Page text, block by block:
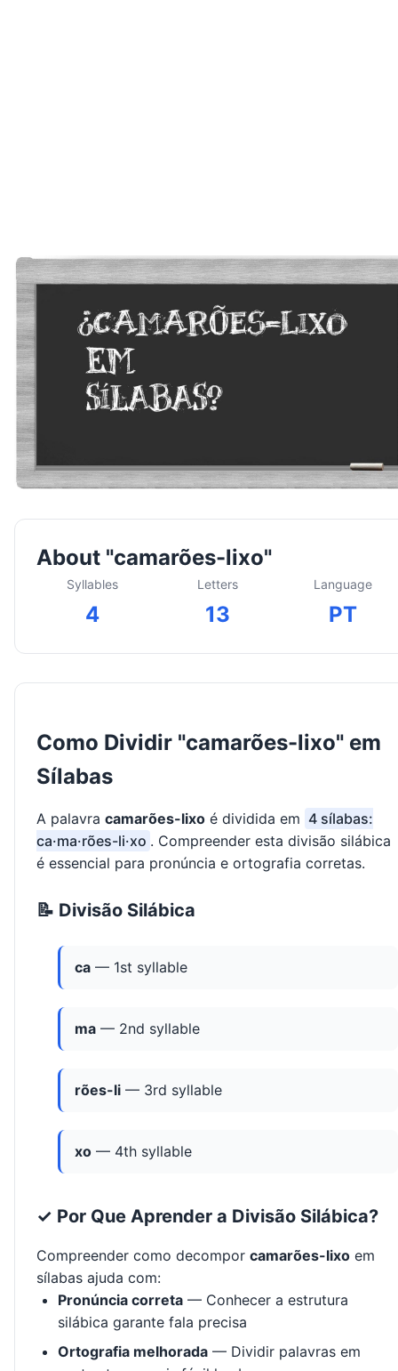
About "camarões-lixo"
Syllables
4
Letters
13
Language
PT
Como Dividir "camarões-lixo" em
Sílabas
A palavra camarões-lixo é dividida em 4 sílabas:
ca·ma·rões-li·xo . Compreender esta divisão silábica
é essencial para pronúncia e ortografia corretas.
📝 Divisão Silábica
ca — 1st syllable
ma — 2nd syllable
rões-li — 3rd syllable
xo — 4th syllable
✓ Por Que Aprender a Divisão Silábica?
Compreender como decompor camarões-lixo em
sílabas ajuda com:
Pronúncia correta — Conhecer a estrutura
silábica garante fala precisa
Ortografia melhorada — Dividir palavras em